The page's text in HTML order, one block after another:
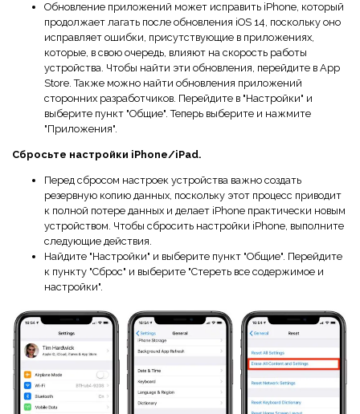
Обновление приложений может исправить iPhone, который
продолжает лагать после обновления iOS 14, поскольку оно
исправляет ошибки, присутствующие в приложениях,
которые, в свою очередь, влияют на скорость работы
устройства. Чтобы найти эти обновления, перейдите в App
Store. Также можно найти обновления приложений
сторонних разработчиков. Перейдите в "Настройки" и
выберите пункт "Общие". Теперь выберите и нажмите
"Приложения".
Сбросьте настройки iPhone/iPad.
Перед сбросом настроек устройства важно создать
резервную копию данных, поскольку этот процесс приводит
к полной потере данных и делает iPhone практически новым
устройством. Чтобы сбросить настройки iPhone, выполните
следующие действия.
Найдите "Настройки" и выберите пункт "Общие". Перейдите
к пункту "Сброс" и выберите "Стереть все содержимое и
настройки".